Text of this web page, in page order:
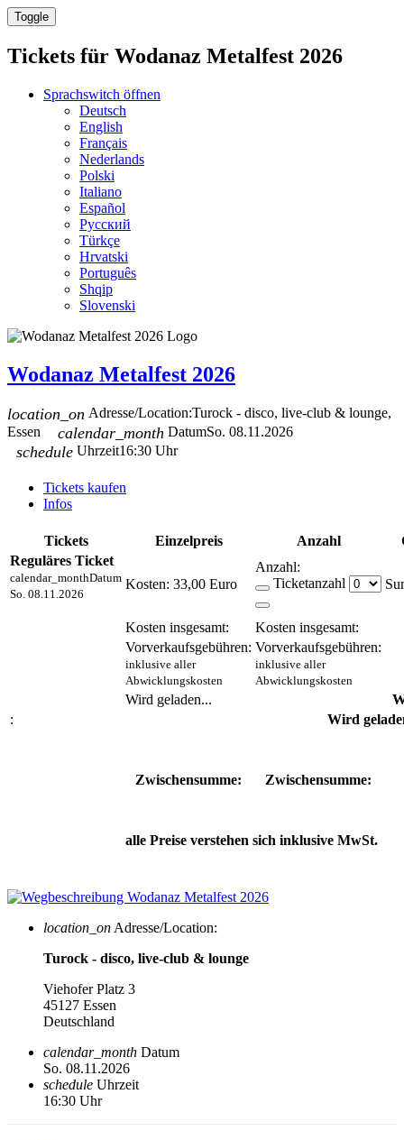
Toggle
Tickets für Wodanaz Metalfest 2026
Sprachswitch öffnen
Deutsch
English
Français
Nederlands
Polski
Italiano
Español
Русский
Türkçe
Hrvatski
Português
Shqip
Slovenski
Wodanaz Metalfest 2026
location_on Adresse/Location:Turock - disco, live-club & lounge,
Essen
calendar_month DatumSo. 08.11.2026
schedule Uhrzeit16:30 Uhr
Tickets kaufen
Infos
Tickets Einzelpreis Anzahl
Reguläres Ticket
calendar_monthDatum
So. 08.11.2026
Kosten: 33,00 Euro
Anzahl:
Ticketanzahl
Kosten insgesamt:
Kosten insgesamt:
Vorverkaufsgebühren:
inklusive aller
Abwicklungskosten
Vorverkaufsgebühren:
inklusive aller
Abwicklungskosten
Wird geladen...
:
Wird
Zwischensumme: Zwischensumme:
alle Preise verstehen sich inklusive MwSt.
location_on Adresse/Location:
Turock - disco, live-club & lounge
Viehofer Platz 3
45127 Essen
Deutschland
calendar_month Datum
So. 08.11.2026
schedule Uhrzeit
16:30 Uhr